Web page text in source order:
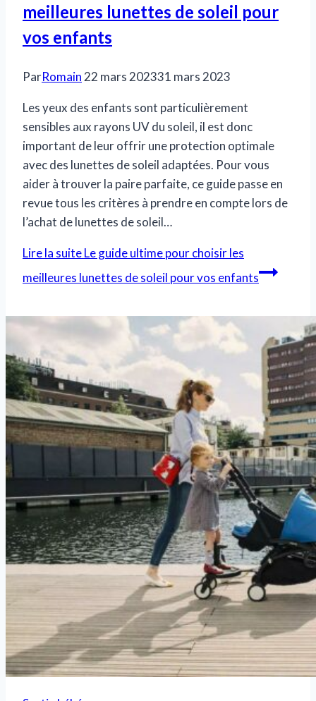
meilleures lunettes de soleil pour
vos enfants
ParRomain 22 mars 202331 mars 2023
Les yeux des enfants sont particulièrement
sensibles aux rayons UV du soleil, il est donc
important de leur offrir une protection optimale
avec des lunettes de soleil adaptées. Pour vous
aider à trouver la paire parfaite, ce guide passe en
revue tous les critères à prendre en compte lors de
l’achat de lunettes de soleil…
Lire la suiteLe guide ultime pour choisir les
meilleures lunettes de soleil pour vos enfants